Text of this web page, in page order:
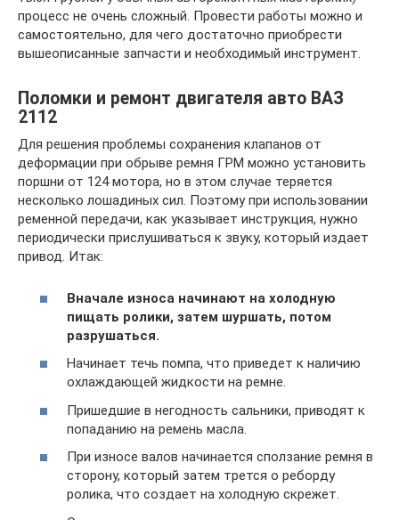
процесс не очень сложный. Провести работы можно и
самостоятельно, для чего достаточно приобрести
вышеописанные запчасти и необходимый инструмент.
Поломки и ремонт двигателя авто ВАЗ
2112
Для решения проблемы сохранения клапанов от
деформации при обрыве ремня ГРМ можно установить
поршни от 124 мотора, но в этом случае теряется
несколько лошадиных сил. Поэтому при использовании
ременной передачи, как указывает инструкция, нужно
периодически прислушиваться к звуку, который издает
привод. Итак:
Вначале износа начинают на холодную
пищать ролики, затем шуршать, потом
разрушаться.
Начинает течь помпа, что приведет к наличию
охлаждающей жидкости на ремне.
Пришедшие в негодность сальники, приводят к
попаданию на ремень масла.
При износе валов начинается сползание ремня в
сторону, который затем трется о реборду
ролика, что создает на холодную скрежет.